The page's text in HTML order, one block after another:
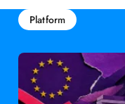
Platform